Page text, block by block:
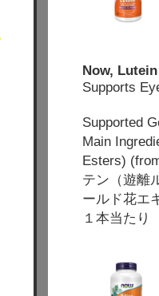
Now,
Supports
Supported
Main
Esters)
テン（遊離
ールド花エ
１本当た